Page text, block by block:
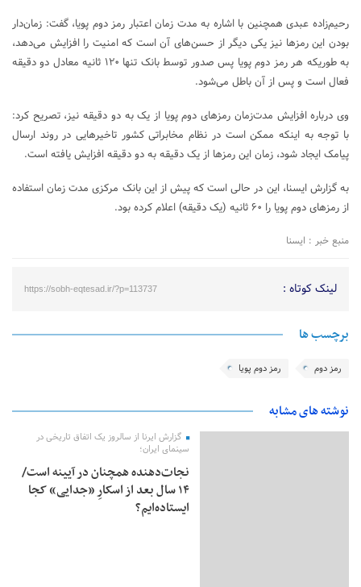
رحیم‌زاده عبدی همچنین با اشاره به مدت زمان اعتبار رمز دوم پویا، گفت: زمان‌دار
بودن این رمزها نیز یکی دیگر از حسن‌های آن است که امنیت را افزایش می‌دهد،
به طوریکه هر رمز دوم پویا پس صدور توسط بانک تنها ۱۲۰ ثانیه معادل دو دقیقه
فعال است و پس از آن باطل می‌شود.
وی درباره افزایش مدت‌زمان رمزهای دوم پویا از یک به دو دقیقه نیز، تصریح کرد:
با توجه به اینکه ممکن است در نظام مخابراتی کشور تاخیرهایی در روند ارسال
پیامک ایجاد شود، زمان این رمزها از یک دقیقه به دو دقیقه افزایش یافته است.
به گزارش ایسنا، این در حالی است که پیش از این بانک مرکزی مدت زمان استفاده
از رمزهای دوم پویا را ۶۰ ثانیه (یک دقیقه) اعلام کرده بود.
منبع خبر : ایسنا
لینک کوتاه : https://sobh-eqtesad.ir/?p=113737
برچسب ها
رمز دوم رمز دوم پویا
نوشته های مشابه
گزارش ایرنا از سالروز یک اتفاق تاریخی در
سینمای ایران؛
نجات‌دهنده‌ همچنان در آیینه است/
۱۴ سال بعد از اسکارِ «جدایی» کجا
ایستاده‌ایم؟